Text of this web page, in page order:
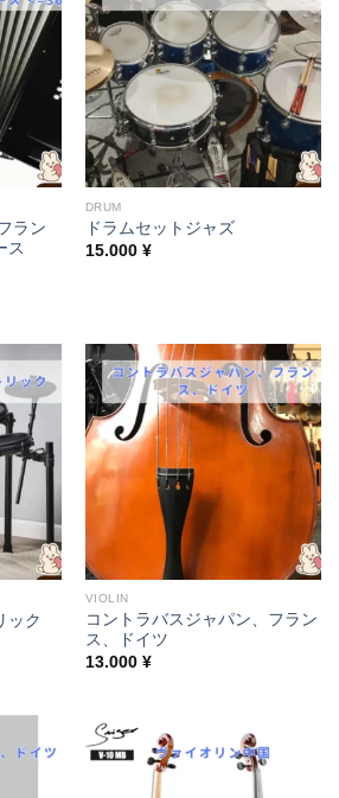
ラン
ス
DRUM
ドラムセットジャズ
15.000 ¥
ック
VIOLIN
コントラバスジャパン、フラン
ス、ドイツ
13.000 ¥